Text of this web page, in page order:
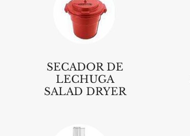
SECADOR DE
LECHUGA
SALAD DRYER